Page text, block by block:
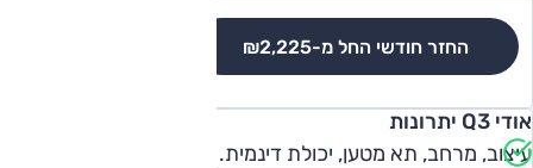
החזר חודשי החל מ-₪2,225
אודי Q3 יתרונות
עיצוב, מרחב, תא מטען, יכולת דינמית.